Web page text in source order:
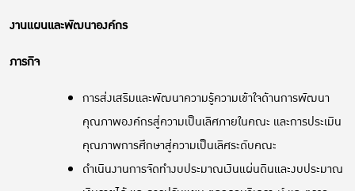
งานแผนและพัฒนาองค์กร
ภารกิจ
การส่งเสริมและพัฒนาความรู้ความเข้าใจด้านการพัฒนา
คุณภาพองค์กรสู่ความเป็นเลิศภายในคณะ และการประเมิน
คุณภาพการศึกษาสู่ความเป็นเลิศระดับคณะ
ดำเนินงานการจัดทำงบประมาณเงินแผ่นดินและงบประมาณ